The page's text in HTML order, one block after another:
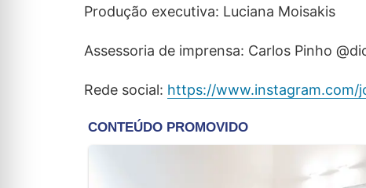
Produção executiva: Luciana Moisakis
Assessoria de imprensa: Carlos Pinho
Rede social: https://www.instagram.com/